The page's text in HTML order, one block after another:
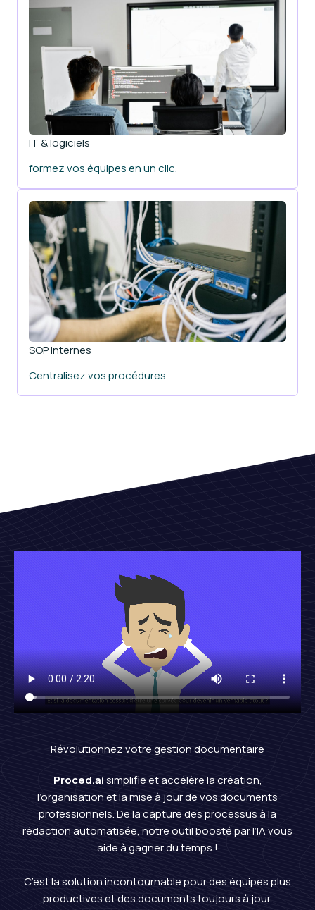
IT & logiciels
formez vos équipes en un clic.
SOP internes
Centralisez vos procédures.
Révolutionnez votre gestion documentaire
Proced.aisimplifie et accélère la création,
l’organisation et la mise à jour de vos documents
professionnels. De la capture des processus à la
rédaction automatisée, notre outil boosté par l’IA vous
aide à gagner du temps !
C’est la solution incontournable pour des équipes plus
productives et des documents toujours à jour.